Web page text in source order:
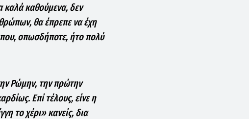
καλά καθούμενα, δεν
θα έπρεπε να έχη
οπωσδήποτε, ήτο πολύ
Ρώμην, την πρώτην
Επί τέλους, είνε η
το χέρι» κανείς, δια